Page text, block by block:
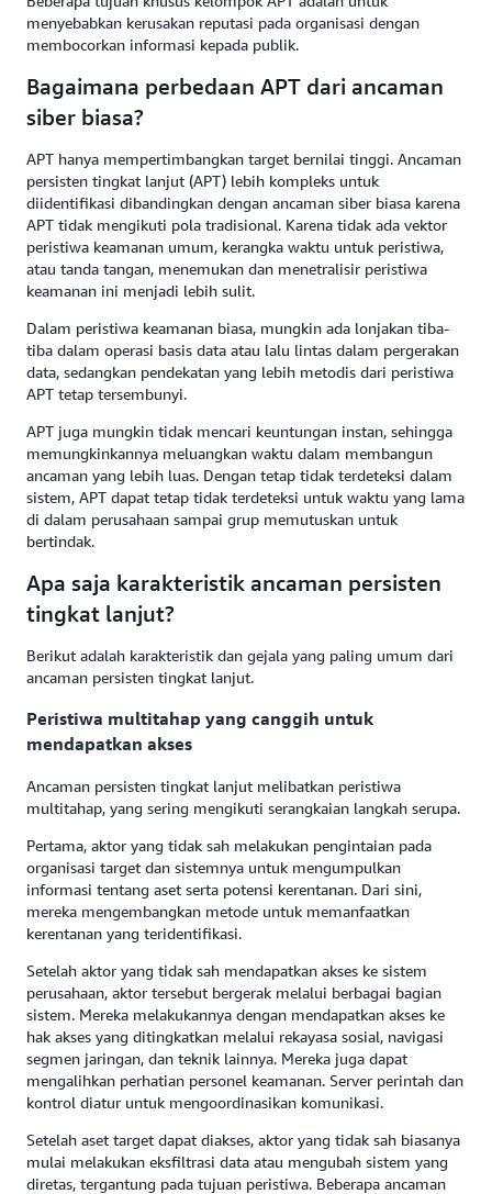
menyebabkan kerusakan reputasi pada organisasi dengan
membocorkan informasi kepada publik.
Bagaimana perbedaan APT dari ancaman
siber biasa?
APT hanya mempertimbangkan target bernilai tinggi. Ancaman
persisten tingkat lanjut (APT) lebih kompleks untuk
diidentifikasi dibandingkan dengan ancaman siber biasa karena
APT tidak mengikuti pola tradisional. Karena tidak ada vektor
peristiwa keamanan umum, kerangka waktu untuk peristiwa,
atau tanda tangan, menemukan dan menetralisir peristiwa
keamanan ini menjadi lebih sulit.
Dalam peristiwa keamanan biasa, mungkin ada lonjakan tiba-
tiba dalam operasi basis data atau lalu lintas dalam pergerakan
data, sedangkan pendekatan yang lebih metodis dari peristiwa
APT tetap tersembunyi.
APT juga mungkin tidak mencari keuntungan instan, sehingga
memungkinkannya meluangkan waktu dalam membangun
ancaman yang lebih luas. Dengan tetap tidak terdeteksi dalam
sistem, APT dapat tetap tidak terdeteksi untuk waktu yang lama
di dalam perusahaan sampai grup memutuskan untuk
bertindak.
Apa saja karakteristik ancaman persisten
tingkat lanjut?
Berikut adalah karakteristik dan gejala yang paling umum dari
ancaman persisten tingkat lanjut.
Peristiwa multitahap yang canggih untuk
mendapatkan akses
Ancaman persisten tingkat lanjut melibatkan peristiwa
multitahap, yang sering mengikuti serangkaian langkah serupa.
Pertama, aktor yang tidak sah melakukan pengintaian pada
organisasi target dan sistemnya untuk mengumpulkan
informasi tentang aset serta potensi kerentanan. Dari sini,
mereka mengembangkan metode untuk memanfaatkan
kerentanan yang teridentifikasi.
Setelah aktor yang tidak sah mendapatkan akses ke sistem
perusahaan, aktor tersebut bergerak melalui berbagai bagian
sistem. Mereka melakukannya dengan mendapatkan akses ke
hak akses yang ditingkatkan melalui rekayasa sosial, navigasi
segmen jaringan, dan teknik lainnya. Mereka juga dapat
mengalihkan perhatian personel keamanan. Server perintah dan
kontrol diatur untuk mengoordinasikan komunikasi.
Setelah aset target dapat diakses, aktor yang tidak sah biasanya
mulai melakukan eksfiltrasi data atau mengubah sistem yang
diretas, tergantung pada tujuan peristiwa. Beberapa ancaman